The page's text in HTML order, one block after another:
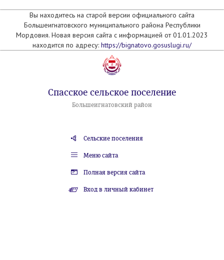
Вы находитесь на старой версии официального сайта
Большеигнатовского муниципального района Республики
Мордовия. Новая версия сайта с информацией от 01.01.2023
находится по адресу: https://bignatovo.gosuslugi.ru/
Спасское сельское поселение
Большеигнатовский район
Сельские поселения
Меню сайта
Полная версия сайта
Вход в личный кабинет